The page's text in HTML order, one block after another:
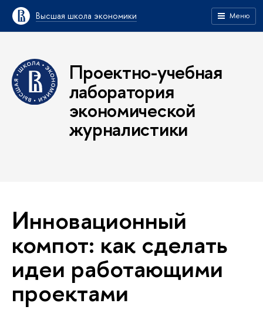
Высшая школа экономики Меню
Проектно-учебная
лаборатория
экономической
журналистики
Инновационный
компот: как сделать
идеи работающими
проектами